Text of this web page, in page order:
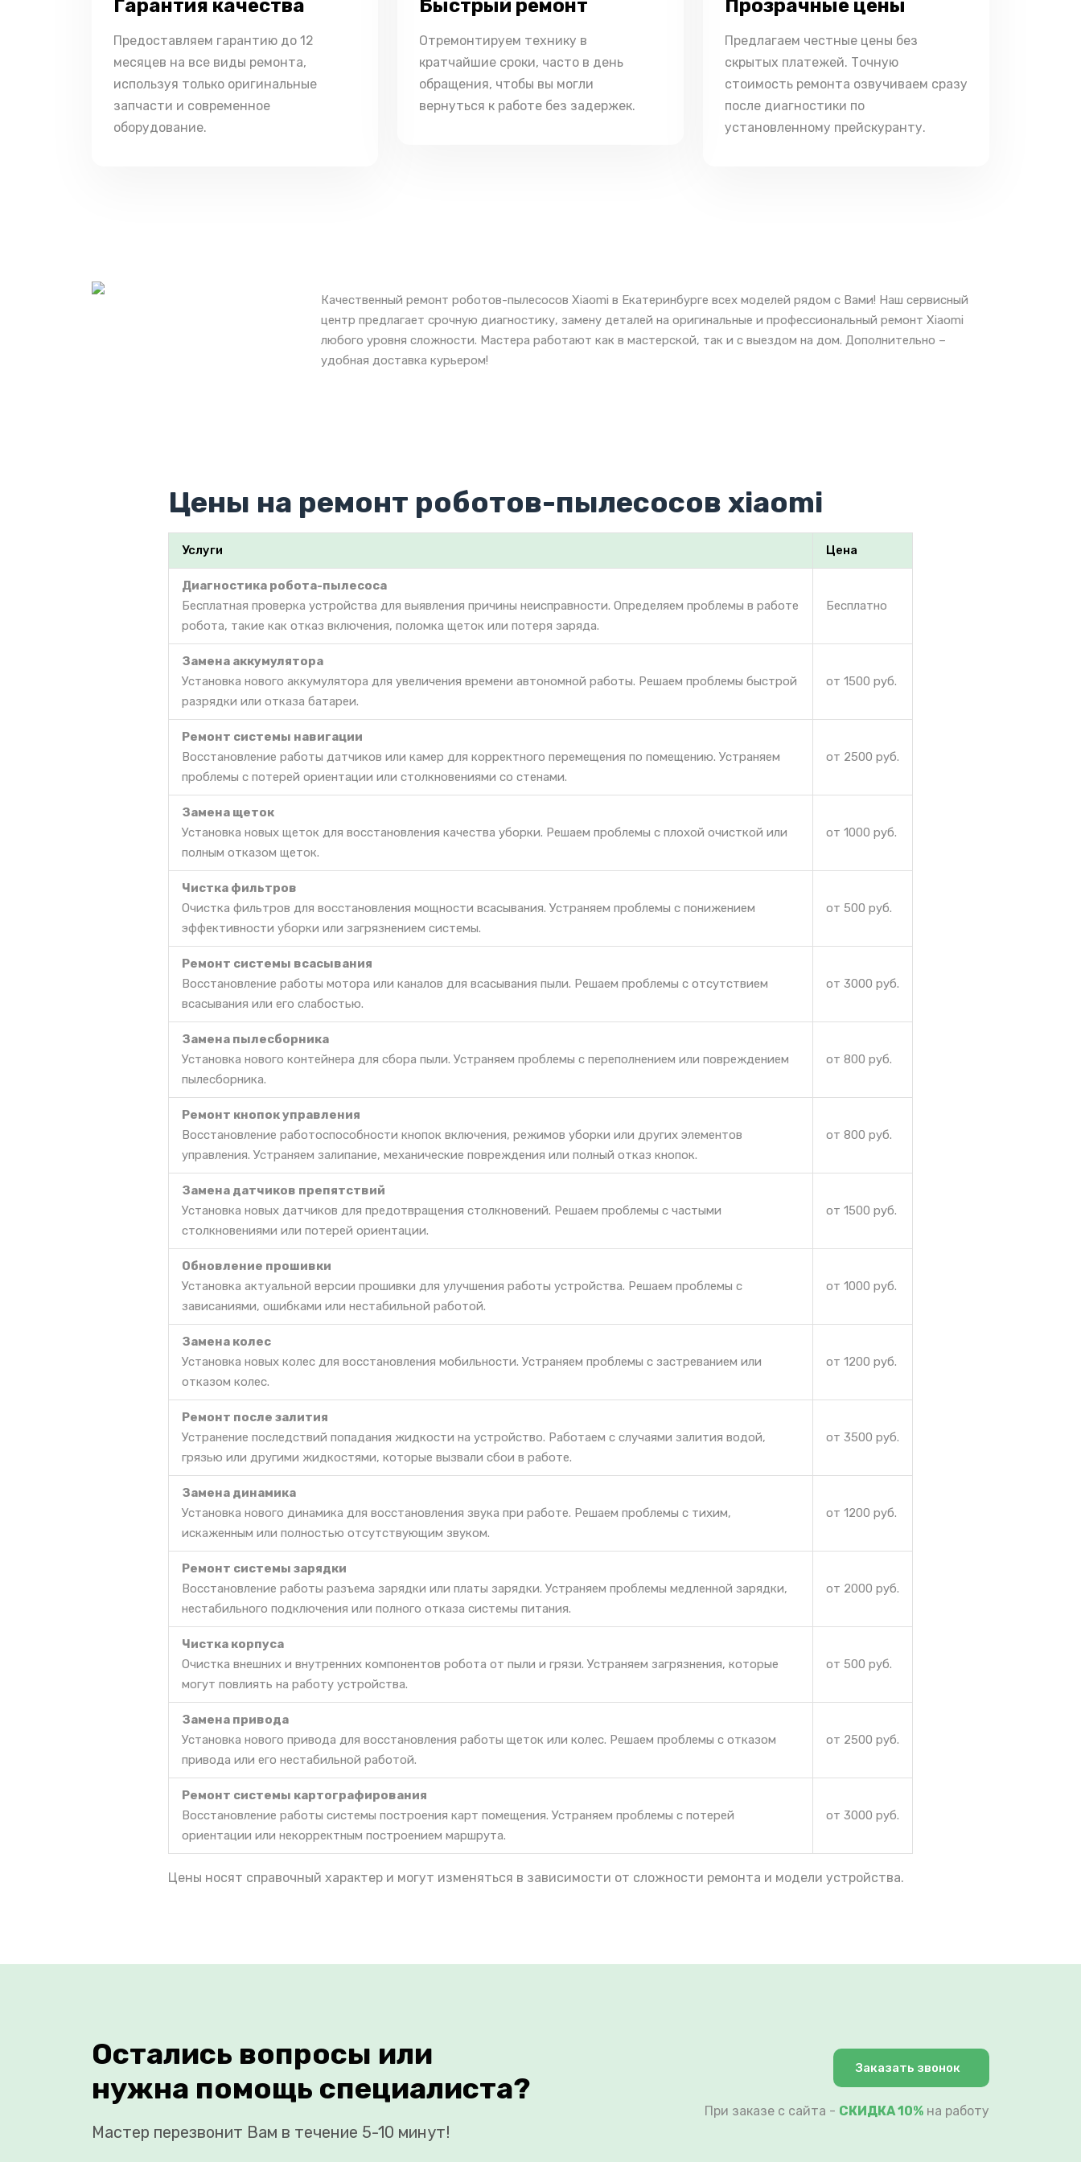
Гарантия качества
Предоставляем гарантию до 12
месяцев на все виды ремонта,
используя только оригинальные
запчасти и современное
оборудование.
Быстрый ремонт
Отремонтируем технику в
кратчайшие сроки, часто в день
обращения, чтобы вы могли
вернуться к работе без задержек.
Прозрачные цены
Предлагаем честные цены без
скрытых платежей. Точную
стоимость ремонта озвучиваем сразу
после диагностики по
установленному прейскуранту.
Качественный ремонт роботов-пылесосов Xiaomi в Екатеринбурге всех моделей рядом с Вами! Наш сервисный
центр предлагает срочную диагностику, замену деталей на оригинальные и профессиональный ремонт Xiaomi
любого уровня сложности. Мастера работают как в мастерской, так и с выездом на дом. Дополнительно –
удобная доставка курьером!
Цены на ремонт роботов-пылесосов xiaomi
Услуги Цена
Диагностика робота-пылесоса
Бесплатная проверка устройства для выявления причины неисправности. Определяем проблемы в работе
робота, такие как отказ включения, поломка щеток или потеря заряда.
Бесплатно
Замена аккумулятора
Установка нового аккумулятора для увеличения времени автономной работы. Решаем проблемы быстрой
разрядки или отказа батареи.
от 1500 руб.
Ремонт системы навигации
Восстановление работы датчиков или камер для корректного перемещения по помещению. Устраняем
проблемы с потерей ориентации или столкновениями со стенами.
от 2500 руб.
Замена щеток
Установка новых щеток для восстановления качества уборки. Решаем проблемы с плохой очисткой или
полным отказом щеток.
от 1000 руб.
Чистка фильтров
Очистка фильтров для восстановления мощности всасывания. Устраняем проблемы с понижением
эффективности уборки или загрязнением системы.
от 500 руб.
Ремонт системы всасывания
Восстановление работы мотора или каналов для всасывания пыли. Решаем проблемы с отсутствием
всасывания или его слабостью.
от 3000 руб.
Замена пылесборника
Установка нового контейнера для сбора пыли. Устраняем проблемы с переполнением или повреждением
пылесборника.
от 800 руб.
Ремонт кнопок управления
Восстановление работоспособности кнопок включения, режимов уборки или других элементов
управления. Устраняем залипание, механические повреждения или полный отказ кнопок.
от 800 руб.
Замена датчиков препятствий
Установка новых датчиков для предотвращения столкновений. Решаем проблемы с частыми
столкновениями или потерей ориентации.
от 1500 руб.
Обновление прошивки
Установка актуальной версии прошивки для улучшения работы устройства. Решаем проблемы с
зависаниями, ошибками или нестабильной работой.
от 1000 руб.
Замена колес
Установка новых колес для восстановления мобильности. Устраняем проблемы с застреванием или
отказом колес.
от 1200 руб.
Ремонт после залития
Устранение последствий попадания жидкости на устройство. Работаем с случаями залития водой,
грязью или другими жидкостями, которые вызвали сбои в работе.
от 3500 руб.
Замена динамика
Установка нового динамика для восстановления звука при работе. Решаем проблемы с тихим,
искаженным или полностью отсутствующим звуком.
от 1200 руб.
Ремонт системы зарядки
Восстановление работы разъема зарядки или платы зарядки. Устраняем проблемы медленной зарядки,
нестабильного подключения или полного отказа системы питания.
от 2000 руб.
Чистка корпуса
Очистка внешних и внутренних компонентов робота от пыли и грязи. Устраняем загрязнения, которые
могут повлиять на работу устройства.
от 500 руб.
Замена привода
Установка нового привода для восстановления работы щеток или колес. Решаем проблемы с отказом
привода или его нестабильной работой.
от 2500 руб.
Ремонт системы картографирования
Восстановление работы системы построения карт помещения. Устраняем проблемы с потерей
ориентации или некорректным построением маршрута.
от 3000 руб.
Цены носят справочный характер и могут изменяться в зависимости от сложности ремонта и модели устройства.
Остались вопросы или
нужна помощь специалиста?
Мастер перезвонит Вам в течение 5-10 минут!
Заказать звонок
При заказе с сайта - СКИДКА 10% на работу